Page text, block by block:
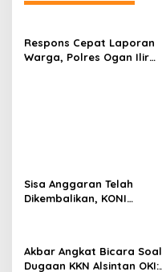
Respons Cepat Laporan
Warga, Polres Ogan Ilir
Sisa Anggaran Telah
Dikembalikan, KONI
Akbar Angkat Bicara Soal
Dugaan KKN Alsintan OKI: